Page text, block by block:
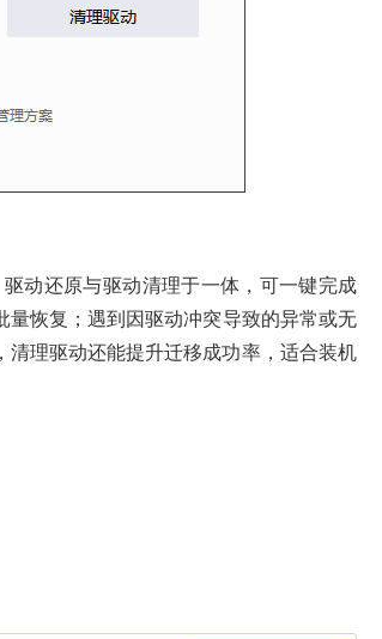
动还原与驱动清理于一体，可一键完成
恢复；遇到因驱动冲突导致的异常或无
理驱动还能提升迁移成功率，适合装机